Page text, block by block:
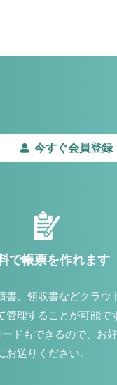
今すぐ会員登録
で帳票を作れます
書、領収書などクラウ
管理することが可能で
ドもできるので、お
お送りください。